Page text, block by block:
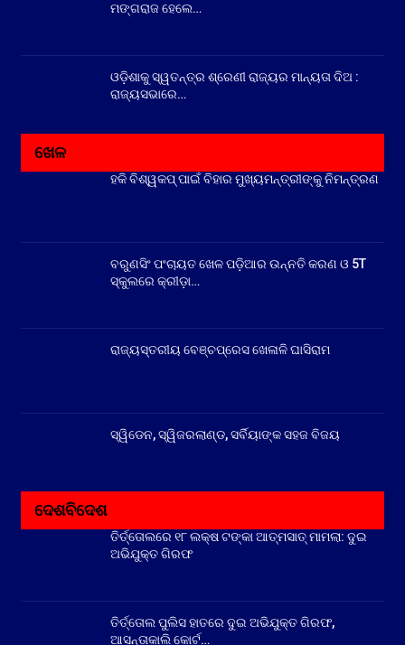
ମଙ୍ଗରାଜ ହେଲେ…
ଓଡ଼ିଶାକୁ ସ୍ୱତନ୍ତ୍ର ଶ୍ରେଣୀ ରାଜ୍ୟର ମାନ୍ୟତା ଦିଅ :
ରାଜ୍ୟସଭାରେ…
ଖେଳ
ହକି ବିଶ୍ୱକପ୍ ପାଇଁ ବିହାର ମୁଖ୍ୟମନ୍ତ୍ରୀଙ୍କୁ ନିମନ୍ତ୍ରଣ
ବରୁଣସିଂ ପଂଚାୟତ ଖେଳ ପଡ଼ିଆର ଉନ୍ନତି କରଣ ଓ 5T
ସ୍କୁଲରେ କ୍ରୀଡ଼ା…
ରାଜ୍ୟସ୍ତରୀୟ ବେଞ୍ଚପ୍ରେସ ଖେଳାଳି ଘାସିରାମ
ସ୍ୱିଡେନ, ସ୍ୱିଜରଲାଣ୍ଡ, ସର୍ବିୟାଙ୍କ ସହଜ ବିଜୟ
ଦେଶବିଦେଶ
ତିର୍ତ୍ତୋଲରେ ୧୮ ଲକ୍ଷ ଟଙ୍କା ଆତ୍ମସାତ୍ ମାମଲା: ଦୁଇ
ଅଭିଯୁକ୍ତ ଗିରଫ
ତିର୍ତ୍ତୋଲ ପୁଲିସ ହାତରେ ଦୁଇ ଅଭିଯୁକ୍ତ ଗିରଫ,
ଆସନ୍ତାକାଲି କୋର୍ଟ…